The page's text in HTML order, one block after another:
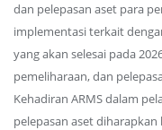
dan pelepasan aset para
implementasi terkait
yang akan selesai pada
pemeliharaan, dan
Kehadiran ARMS dalam
pelepasan aset